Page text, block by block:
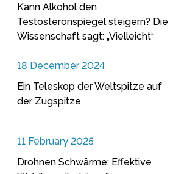
Kann Alkohol den
Testosteronspiegel steigern? Die
Wissenschaft sagt: „Vielleicht“
18 December 2024
Ein Teleskop der Weltspitze auf
der Zugspitze
11 February 2025
Drohnen Schwärme: Effektive